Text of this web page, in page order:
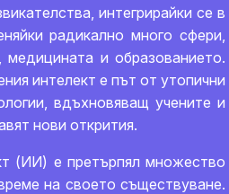
интегрирайки се в
радикално много сфери,
медицината и образованието.
интелект е път от утопични
вдъхновяващ учените и
нови открития.
(ИИ) е претърпял множество
на своето съществуване.